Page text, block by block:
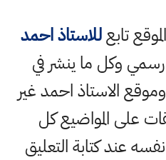
تابعللاستاذ احمد
وكل ما ينشر في
الاستاذ احمد غير
على المواضيع كل
كتابة التعليق